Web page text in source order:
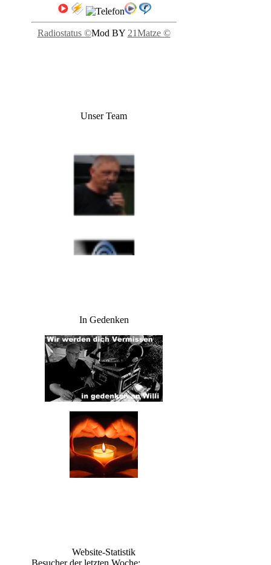
Radiostatus ©Mod BY 21Matze ©
Unser Team
In Gedenken
Website-Statistik
Besucher der letzten Woche: